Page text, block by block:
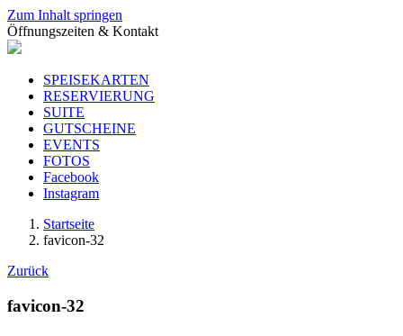
Zum Inhalt springen
Öffnungszeiten & Kontakt
SPEISEKARTEN
RESERVIERUNG
SUITE
GUTSCHEINE
EVENTS
FOTOS
Facebook
Instagram
Startseite
favicon-32
Zurück
favicon-32